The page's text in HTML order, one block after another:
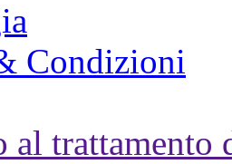
Condizioni
al trattamento